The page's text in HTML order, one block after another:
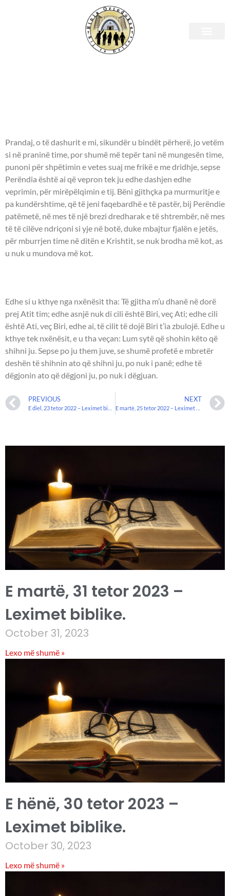
E hënë, 24 tetor 2022 –
Prandaj, o të dashurit e mi, sikundër u bindët përherë, jo vetëm
si në praninë time, por shumë më tepër tani në mungesën time,
punoni për shpëtimin e vetes suaj me frikë e me dridhje, sepse
Perëndia është ai që vepron tek ju edhe dashjen edhe
veprimin, për mirëpëlqimin e tij. Bëni gjithçka pa murmuritje e
pa kundërshtime, që të jeni faqebardhë e të pastër, bij Perëndie
patëmetë, në mes të një brezi dredharak e të shtrembër, në mes
të të cilëve ndriçoni si yje në botë, duke mbajtur fjalën e jetës,
për mburrjen time në ditën e Krishtit, se nuk brodha më kot, as
u nuk u mundova më kot.
Edhe si u kthye nga nxënësit tha: Të gjitha m’u dhanë në dorë
prej Atit tim; edhe asnjë nuk di cili është Biri, veç Ati; edhe cili
është Ati, veç Biri, edhe ai, të cilit të dojë Biri t’ia zbulojë. Edhe u
kthye tek nxënësit, e u tha veçan: Lum sytë që shohin këto që
shihni ju. Sepse po ju them juve, se shumë profetë e mbretër
deshën të shihnin ato që shihni ju, po nuk i panë; edhe të
dëgjonin ato që dëgjoni ju, po nuk i dëgjuan.
PREVIOUS NEXT
E martë, 31 tetor 2023 –
Leximet biblike.
October 31, 2023
Lexo më shumë »
E hënë, 30 tetor 2023 –
Leximet biblike.
October 30, 2023
Lexo më shumë »